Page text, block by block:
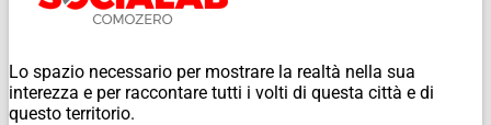
Lo spazio necessario per mostrare la realtà nella sua
interezza e per raccontare tutti i volti di questa città e di
questo territorio.